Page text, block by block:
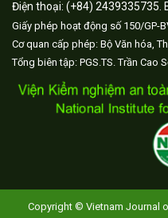
Điện thoại: (+84) 2439335735.
Giấy phép hoạt động số 150/GP-
Cơ quan cấp phép: Bộ Văn hóa,
Tổng biên tập: PGS.TS. Trần Cao
Copyright © Vietnam Journal